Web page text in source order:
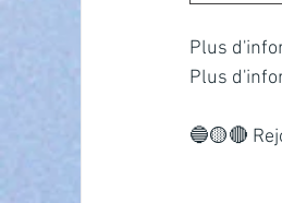
Plus
Plus
🔵🟡🔴